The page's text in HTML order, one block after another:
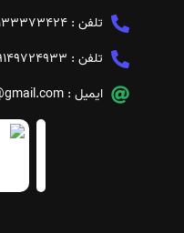
تلفن :
تلفن :
ایمیل :